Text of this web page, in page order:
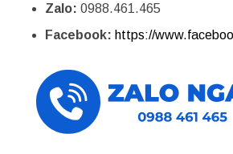
Zalo: 0988.461.465
Facebook: https://